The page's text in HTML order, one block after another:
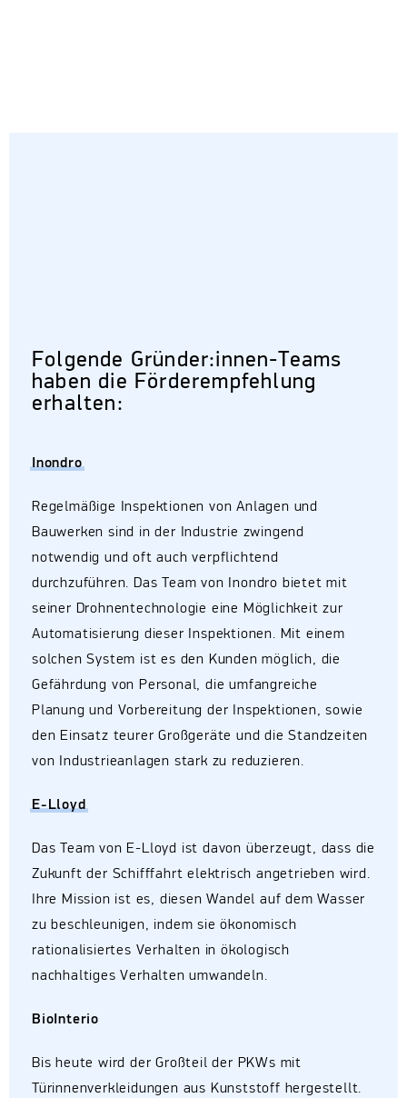
Folgende Gründer:innen-Teams
haben die Förderempfehlung
erhalten:
Inondro
Regelmäßige Inspektionen von Anlagen und
Bauwerken sind in der Industrie zwingend
notwendig und oft auch verpflichtend
durchzuführen. Das Team von Inondro bietet mit
seiner Drohnentechnologie eine Möglichkeit zur
Automatisierung dieser Inspektionen. Mit einem
solchen System ist es den Kunden möglich, die
Gefährdung von Personal, die umfangreiche
Planung und Vorbereitung der Inspektionen, sowie
den Einsatz teurer Großgeräte und die Standzeiten
von Industrieanlagen stark zu reduzieren.
E-Lloyd
Das Team von E-Lloyd ist davon überzeugt, dass die
Zukunft der Schifffahrt elektrisch angetrieben wird.
Ihre Mission ist es, diesen Wandel auf dem Wasser
zu beschleunigen, indem sie ökonomisch
rationalisiertes Verhalten in ökologisch
nachhaltiges Verhalten umwandeln.
BioInterio
Bis heute wird der Großteil der PKWs mit
Türinnenverkleidungen aus Kunststoff hergestellt.